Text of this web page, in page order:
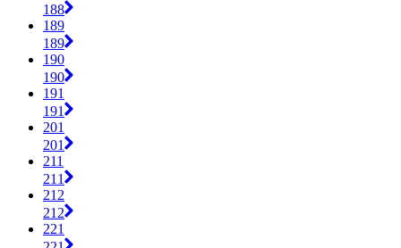
188
189
189
190
190
191
191
201
201
211
211
212
212
221